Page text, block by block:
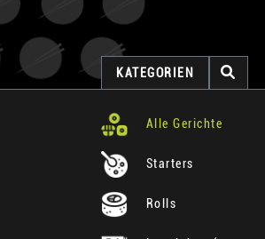
KATEGORIEN
Alle Gerichte
Starters
Rolls